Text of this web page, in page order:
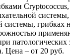
системы, грибках
патологических
Цена – от 20 руб.